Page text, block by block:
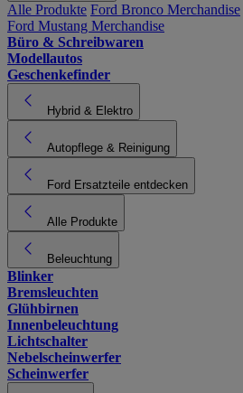
Alle Produkte Ford Bronco Merchandise
Ford Mustang Merchandise
Büro & Schreibwaren
Modellautos
Geschenkefinder
Hybrid & Elektro
Autopflege & Reinigung
Ford Ersatzteile entdecken
Alle Produkte
Beleuchtung
Blinker
Bremsleuchten
Glühbirnen
Innenbeleuchtung
Lichtschalter
Nebelscheinwerfer
Scheinwerfer